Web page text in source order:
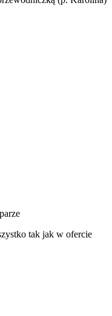
tak jak w ofercie